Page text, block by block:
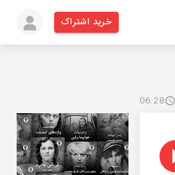
خرید اشتراک
06:28